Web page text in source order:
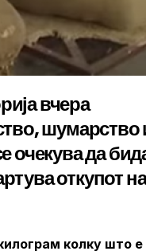
вчера
шумарство
очекува да
откупот на
колку што е